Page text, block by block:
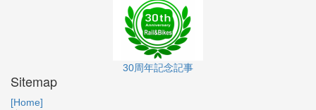
30周年記念記事
Sitemap
[Home]